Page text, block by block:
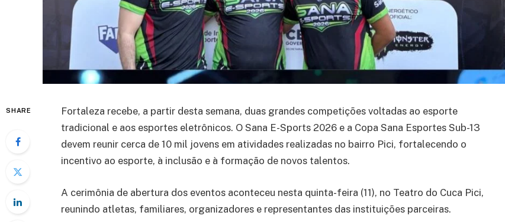
SHARE
Fortaleza recebe, a partir desta semana, duas grandes competições voltadas ao esporte
tradicional e aos esportes eletrônicos. O Sana E-Sports 2026 e a Copa Sana Esportes Sub-13
devem reunir cerca de 10 mil jovens em atividades realizadas no bairro Pici, fortalecendo o
incentivo ao esporte, à inclusão e à formação de novos talentos.
A cerimônia de abertura dos eventos aconteceu nesta quinta-feira (11), no Teatro do Cuca Pici,
reunindo atletas, familiares, organizadores e representantes das instituições parceiras.